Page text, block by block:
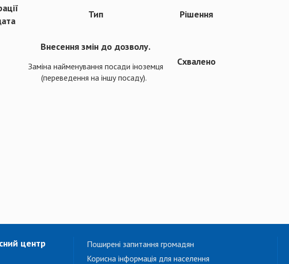
Тип Рішення
Внесення змін до дозволу.
Заміна найменування посади іноземця
(переведення на іншу посаду).
Схвалено
центр
Поширені запитання громадян
Корисна інформація для населення